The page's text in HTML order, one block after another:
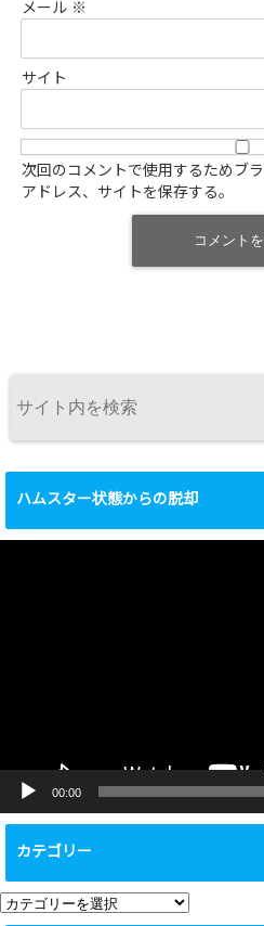
メール ※
サイト
次回のコメントで使用するためブ
アドレス、サイトを保存する。
ハムスター状態からの脱却
00:00
カテゴリー
カ